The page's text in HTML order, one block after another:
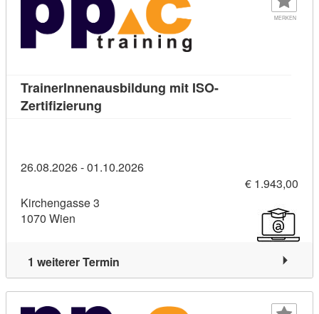
MERKEN
TrainerInnenausbildung mit ISO-
Zertifizierung
26.08.2026 - 01.10.2026
€ 1.943,00
Kirchengasse 3
1070 Wien
1 weiterer Termin